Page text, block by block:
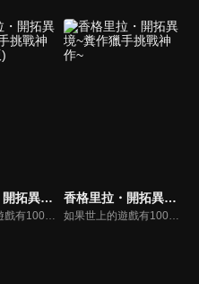
香格里拉・開拓異境~糞作獵手挑戰神作~(中文版)
如果世上的遊戲有100款神作，就有1000款糞作。這是深愛糞作也為糞作所鍾愛的男人「陽務樂郎」挑戰與糞作完全極端的神作「香格里拉．開拓異境」的故事。以每個人都有過的遊戲體驗描寫全新感覺的奇幻故事，讓沉浸在過去回憶的大人們＆活在先進科技中的年輕人。
香格里拉・開拓異境~糞作獵手挑戰神作~